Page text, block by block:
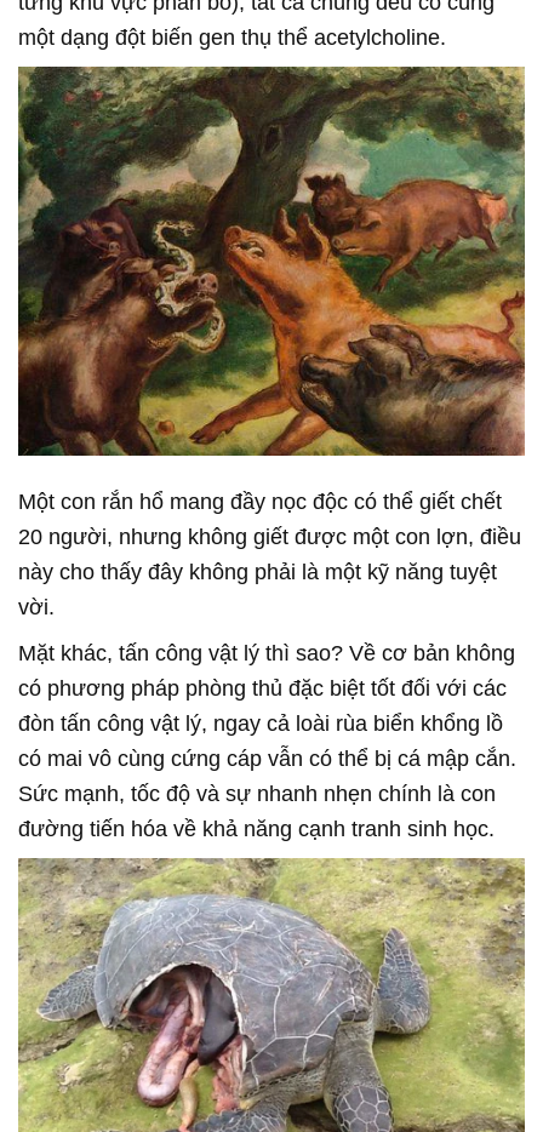
một dạng đột biến gen thụ thể acetylcholine.
Một con rắn hổ mang đầy nọc độc có thể giết chết
20 người, nhưng không giết được một con lợn, điều
này cho thấy đây không phải là một kỹ năng tuyệt
vời.
Mặt khác, tấn công vật lý thì sao? Về cơ bản không
có phương pháp phòng thủ đặc biệt tốt đối với các
đòn tấn công vật lý, ngay cả loài rùa biển khổng lồ
có mai vô cùng cứng cáp vẫn có thể bị cá mập cắn.
Sức mạnh, tốc độ và sự nhanh nhẹn chính là con
đường tiến hóa về khả năng cạnh tranh sinh học.